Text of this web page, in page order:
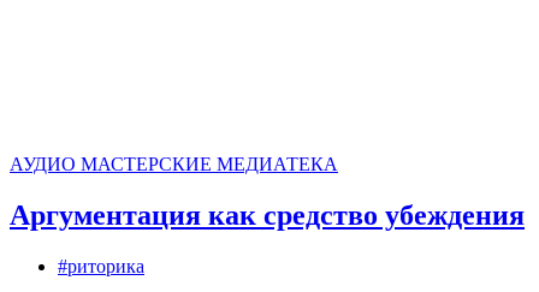
АУДИО МАСТЕРСКИЕ МЕДИАТЕКА
Аргументация как средство убеждения
#риторика